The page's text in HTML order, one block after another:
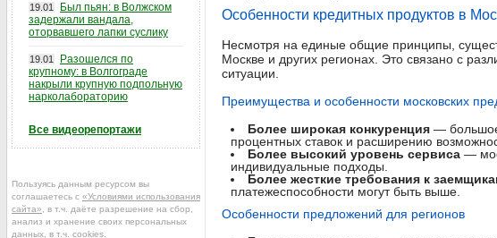
Особенности кредитных продуктов в
Несмотря на единые общие принципы,
Москве и других регионах. Это связано с
ситуации.
Преимущества и особенности московских
Более широкая конкуренция —
процентных ставок и расширению
Более высокий уровень сервиса —
индивидуальные подходы.
Более жесткие требования к
платежеспособности могут быть выше.
Особенности предложений для регионов
19.01
Был пьян: в Волжском
задержали вандала,
оторвавшего лапки суслику
19.01
Разошелся по
крупному: в Волгограде
накрыли крупную подпольную
нарколабораторию
Все видеорепортажи
Пользуясь данным ресурсом вы
соглашаетесь с «Условиями использования
сайта» , в т.ч. даёте разрешение на сбор,
анализ и хранение своих персональных
данных, в т.ч. cookies.